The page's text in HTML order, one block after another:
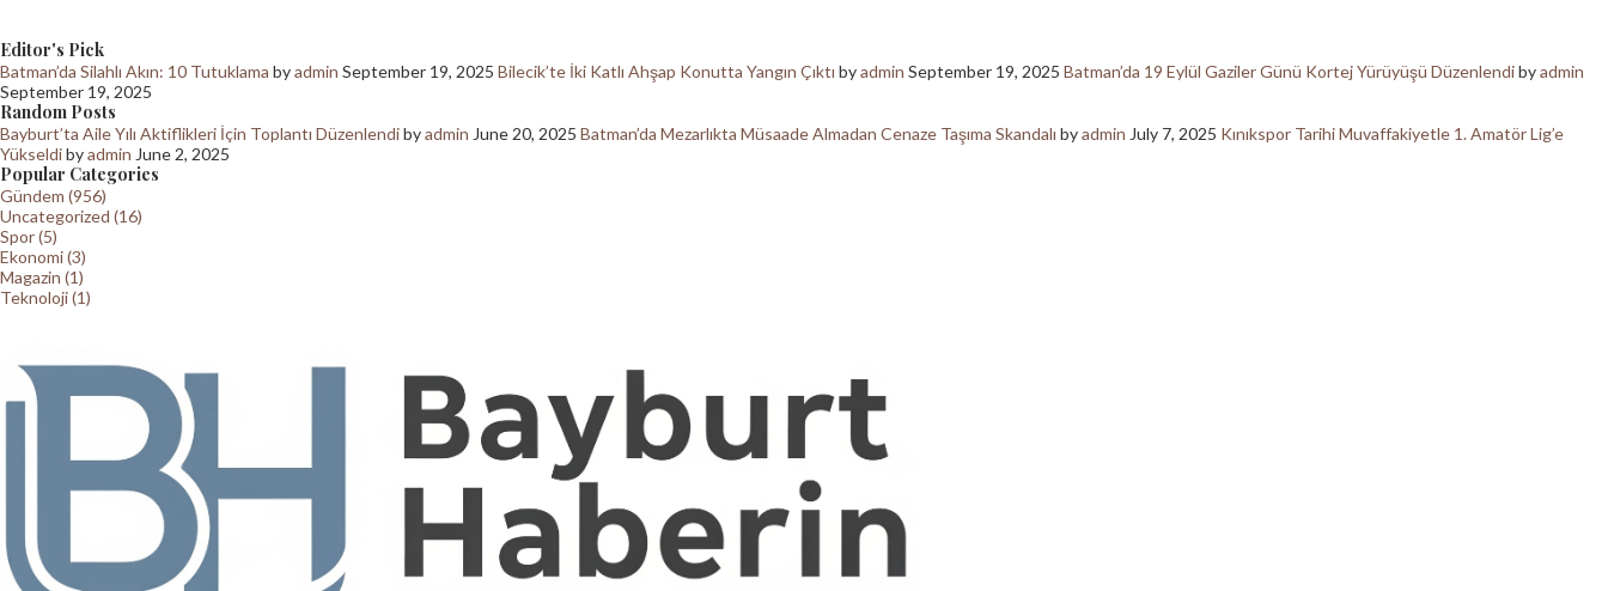
Editor's Pick
Batman’da Silahlı Akın: 10 Tutuklama byadmin September 19, 2025 Bilecik’te İki Katlı Ahşap Konutta Yangın Çıktı byadmin September 19, 2025 Batman’da 19 Eylül Gaziler Günü Kortej Yürüyüşü Düzenlendibyadmin
September 19, 2025
Random Posts
Bayburt’ta Aile Yılı Aktiflikleri İçin Toplantı Düzenlendibyadmin June 20, 2025 Batman’da Mezarlıkta Müsaade Almadan Cenaze Taşıma Skandalı byadmin July 7, 2025 Kınıkspor Tarihi Muvaffakiyetle 1. Amatör Lig’e
Yükseldibyadmin June 2, 2025
Popular Categories
Gündem (956)
Uncategorized (16)
Spor (5)
Ekonomi (3)
Magazin (1)
Teknoloji (1)